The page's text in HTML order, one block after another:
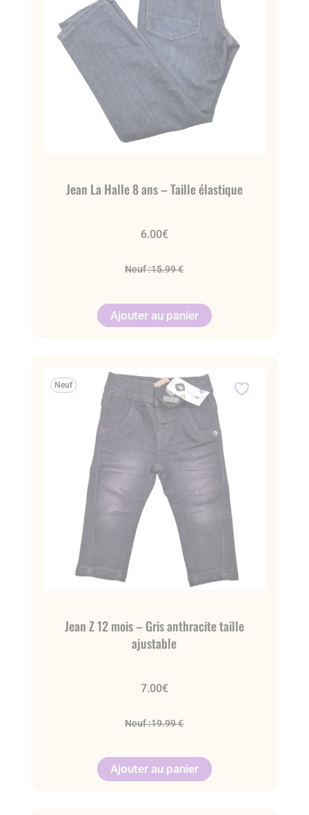
Jean La Halle 8 ans – Taille élastique
6.00€
Neuf :15.99 €
Ajouter au panier
Neuf
Jean Z 12 mois – Gris anthracite taille
ajustable
7.00€
Neuf :19.99 €
Ajouter au panier